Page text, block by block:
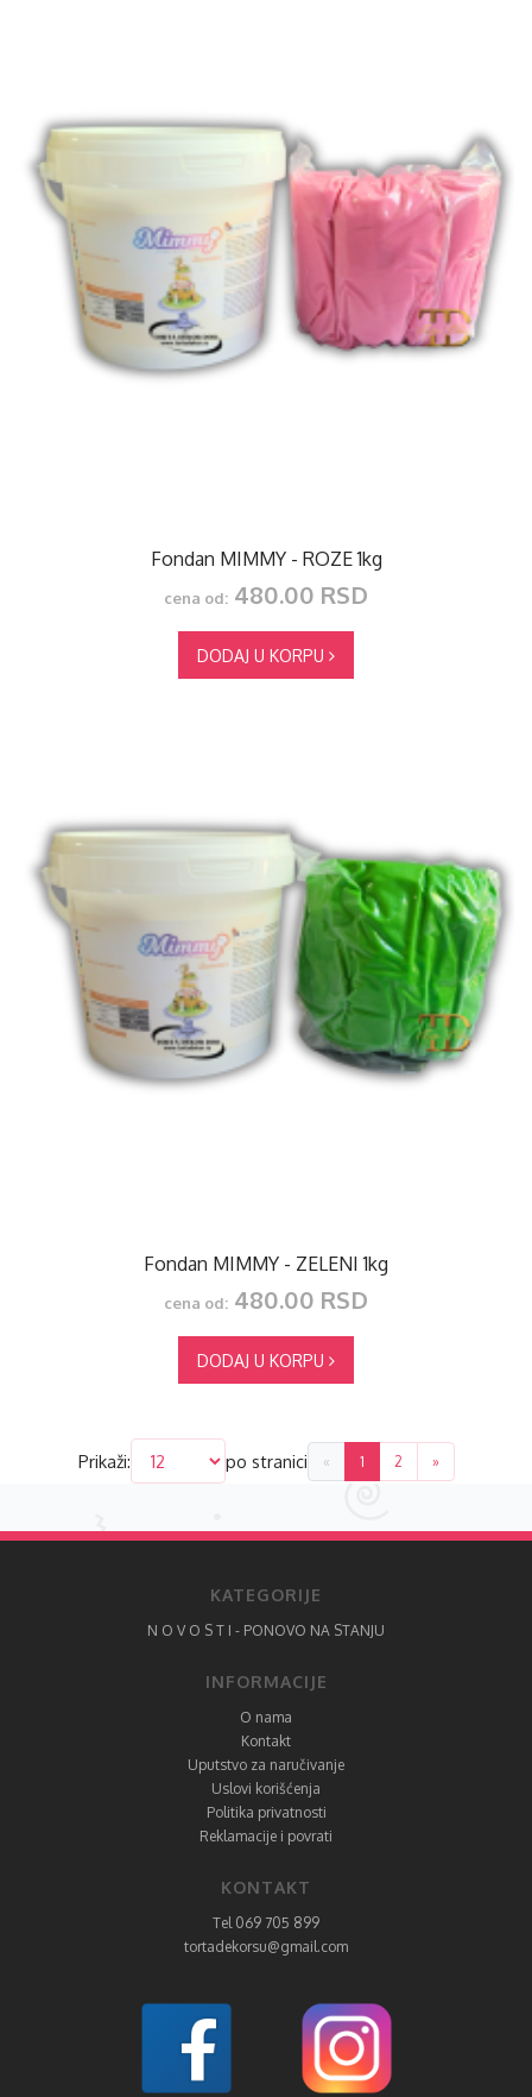
Fondan MIMMY - ROZE 1kg
cena od: 480.00 RSD
DODAJ U KORPU
Fondan MIMMY - ZELENI 1kg
cena od: 480.00 RSD
DODAJ U KORPU
Prikaži: po stranici « 1 2 »
KATEGORIJE
N O V O S T I - PONOVO NA STANJU
INFORMACIJE
O nama
Kontakt
Uputstvo za naručivanje
Uslovi korišćenja
Politika privatnosti
Reklamacije i povrati
KONTAKT
Tel 069 705 899
tortadekorsu@gmail.com